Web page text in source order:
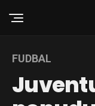
FUDBAL